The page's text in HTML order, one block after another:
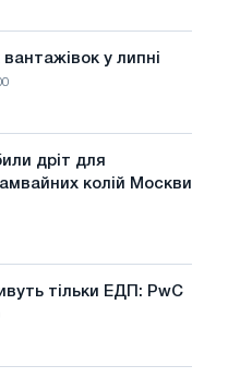
у липні
дріт для
колій Москви
тільки ЕДП: PwC